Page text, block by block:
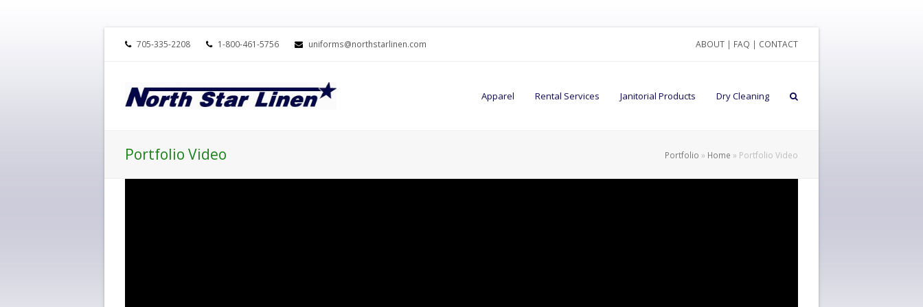
705-335-2208 1-800-461-5756 uniforms@northstarlinen.com ABOUT | FAQ | CONTACT
Apparel Rental Services Janitorial Products Dry Cleaning
Portfolio Video Portfolio » Home » Portfolio Video